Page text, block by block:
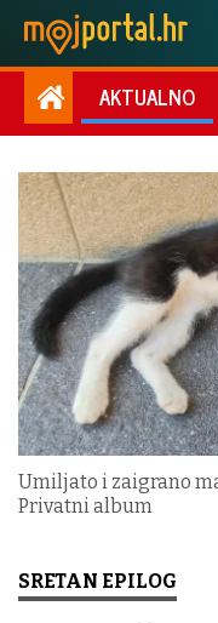
AKTUALNO
Umiljato i zaigrano
Privatni album
SRETAN EPILOG